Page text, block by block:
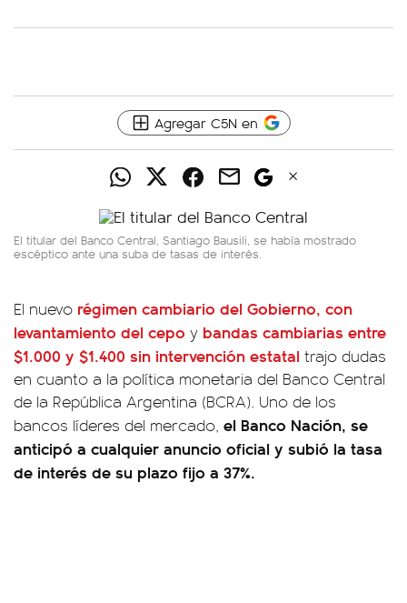
Agregar C5N en
El titular del Banco Central, Santiago Bausili, se había mostrado
escéptico ante una suba de tasas de interés.
El nuevo régimen cambiario del Gobierno, con
levantamiento del cepo y bandas cambiarias entre
$1.000 y $1.400 sin intervención estatal trajo dudas
en cuanto a la política monetaria del Banco Central
de la República Argentina (BCRA). Uno de los
bancos líderes del mercado, el Banco Nación, se
anticipó a cualquier anuncio oficial y subió la tasa
de interés de su plazo fijo a 37%.